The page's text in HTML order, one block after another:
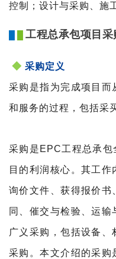
控制；设计与采购、施
工程总承包项目采
◆ 采购定义
采购是指为完成项目而
和服务的过程，包括采
采购是EPC工程总承包
目的利润核心。其工作
询价文件、获得报价书
同、催交与检验、运
广义采购，包括设备
采购。本文介绍的采购